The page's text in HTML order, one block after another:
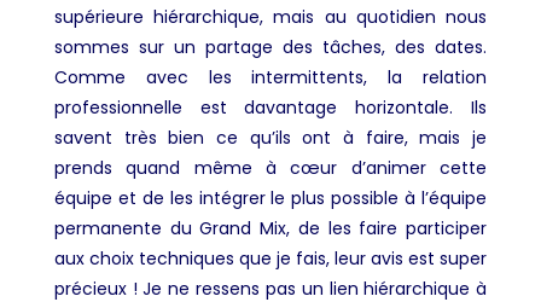
supérieure hiérarchique, mais au quotidien nous
sommes sur un partage des tâches, des dates.
Comme avec les intermittents, la relation
professionnelle est davantage horizontale. Ils
savent très bien ce qu’ils ont à faire, mais je
prends quand même à cœur d’animer cette
équipe et de les intégrer le plus possible à l’équipe
permanente du Grand Mix, de les faire participer
aux choix techniques que je fais, leur avis est super
précieux ! Je ne ressens pas un lien hiérarchique à